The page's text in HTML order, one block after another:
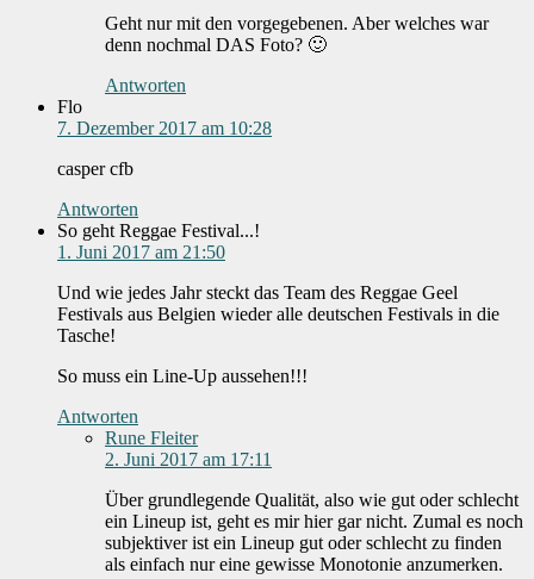
Geht nur mit den vorgegebenen. Aber welches war
denn nochmal DAS Foto? 🙂
Antworten
Flo
7. Dezember 2017 am 10:28
casper cfb
Antworten
So geht Reggae Festival...!
1. Juni 2017 am 21:50
Und wie jedes Jahr steckt das Team des Reggae Geel
Festivals aus Belgien wieder alle deutschen Festivals in die
Tasche!
So muss ein Line-Up aussehen!!!
Antworten
Rune Fleiter
2. Juni 2017 am 17:11
Über grundlegende Qualität, also wie gut oder schlecht
ein Lineup ist, geht es mir hier gar nicht. Zumal es noch
subjektiver ist ein Lineup gut oder schlecht zu finden
als einfach nur eine gewisse Monotonie anzumerken.